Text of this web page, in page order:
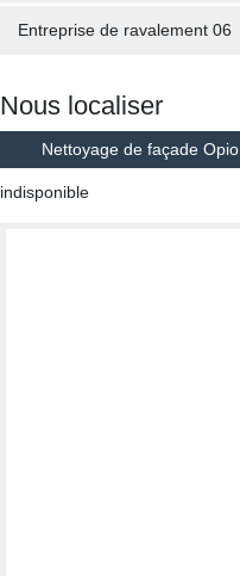
Entreprise de ravalement 06
Nous localiser
Nettoyage de façade Opio
indisponible